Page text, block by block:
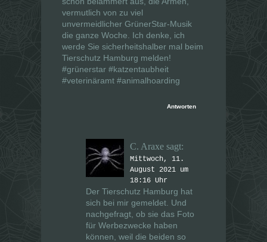
vermutlich von zu viel
unvermeidlicher GrünerStar-Musik
die ganze Woche. Ich denke, ich
werde Sie sicherheitshalber mal beim
Tierschutz Hamburg melden!
#grünerstar #katzentaubheit
#veterinäramt #animalhoarding
Antworten
C. Araxe sagt:
Mittwoch, 11.
August 2021 um
18:16 Uhr
Der Tierschutz Hamburg hat
sich bei mir gemeldet. Und
nachgefragt, ob sie das Foto
für Werbezwecke haben
können, weil die beiden so